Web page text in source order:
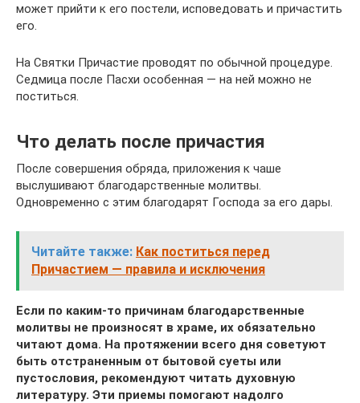
может прийти к его постели, исповедовать и причастить
его.
На Святки Причастие проводят по обычной процедуре.
Седмица после Пасхи особенная — на ней можно не
поститься.
Что делать после причастия
После совершения обряда, приложения к чаше
выслушивают благодарственные молитвы.
Одновременно с этим благодарят Господа за его дары.
Читайте также: Как поститься перед
Причастием — правила и исключения
Если по каким-то причинам благодарственные
молитвы не произносят в храме, их обязательно
читают дома. На протяжении всего дня советуют
быть отстраненным от бытовой суеты или
пустословия, рекомендуют читать духовную
литературу. Эти приемы помогают надолго